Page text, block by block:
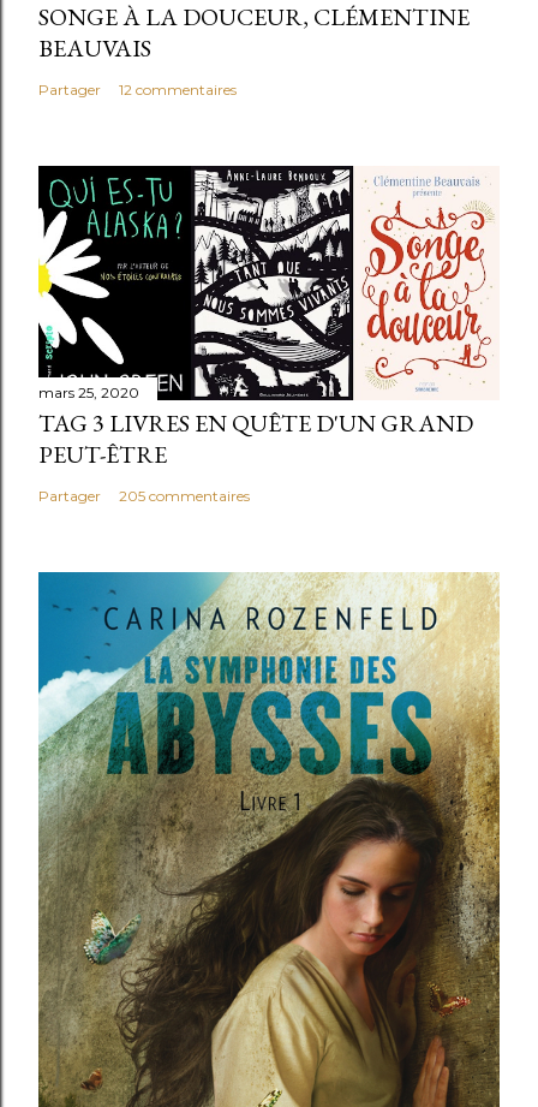
SONGE À LA DOUCEUR, CLÉMENTINE
BEAUVAIS
Partager 12 commentaires
mars 25, 2020
TAG 3 LIVRES EN QUÊTE D'UN GRAND
PEUT-ÊTRE
Partager 205 commentaires